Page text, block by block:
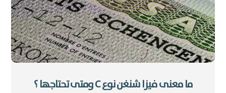
ما معنى فيزا شنغن نوع C ومتى تحتاجها ؟